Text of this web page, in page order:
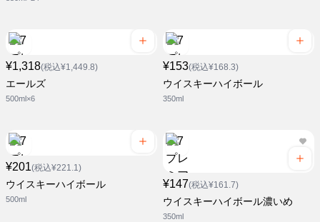
¥1,318(税込¥1,449.8)
エールズ
500ml×6
¥153(税込¥168.3)
ウイスキーハイボール
350ml
¥201(税込¥221.1)
ウイスキーハイボール
500ml
¥147(税込¥161.7)
ウイスキーハイボール濃いめ
350ml